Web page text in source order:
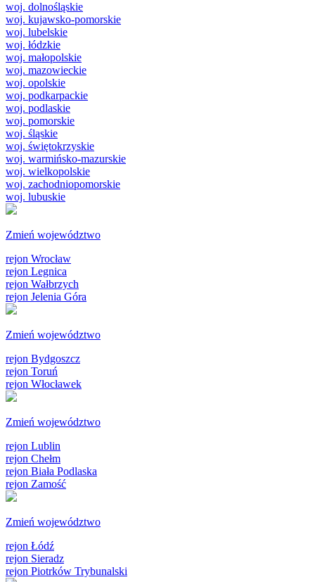
woj. dolnośląskie
woj. kujawsko-pomorskie
woj. lubelskie
woj. łódzkie
woj. małopolskie
woj. mazowieckie
woj. opolskie
woj. podkarpackie
woj. podlaskie
woj. pomorskie
woj. śląskie
woj. świętokrzyskie
woj. warmińsko-mazurskie
woj. wielkopolskie
woj. zachodniopomorskie
woj. lubuskie
Zmień województwo
rejon Wrocław
rejon Legnica
rejon Wałbrzych
rejon Jelenia Góra
Zmień województwo
rejon Bydgoszcz
rejon Toruń
rejon Włocławek
Zmień województwo
rejon Lublin
rejon Chełm
rejon Biała Podlaska
rejon Zamość
Zmień województwo
rejon Łódź
rejon Sieradz
rejon Piotrków Trybunalski